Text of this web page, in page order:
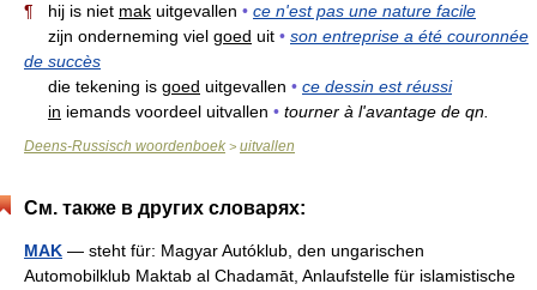
¶ hij is niet mak uitgevallen • ce n'est pas une nature facile
zijn onderneming viel goed uit • son entreprise a été couronnée
de succès
die tekening is goed uitgevallen • ce dessin est réussi
in iemands voordeel uitvallen • tourner à l'avantage de qn.
Deens-Russisch woordenboek > uitvallen
См. также в других словарях:
MAK — steht für: Magyar Autóklub, den ungarischen
Automobilklub Maktab al Chadamāt, Anlaufstelle für islamistische